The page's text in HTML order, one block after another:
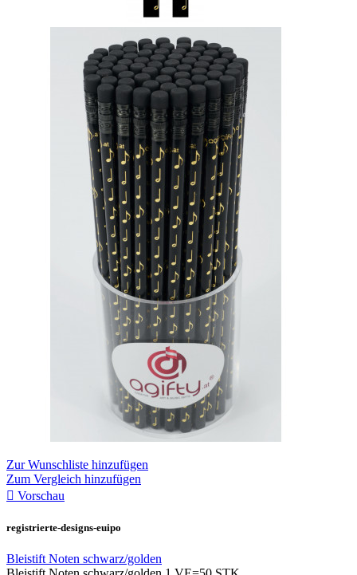
Zur Wunschliste hinzufügen
Zum Vergleich hinzufügen
 Vorschau
registrierte-designs-euipo
Bleistift Noten schwarz/golden